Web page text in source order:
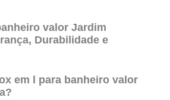
valor Jardim
Durabilidade e
em l para banheiro valor